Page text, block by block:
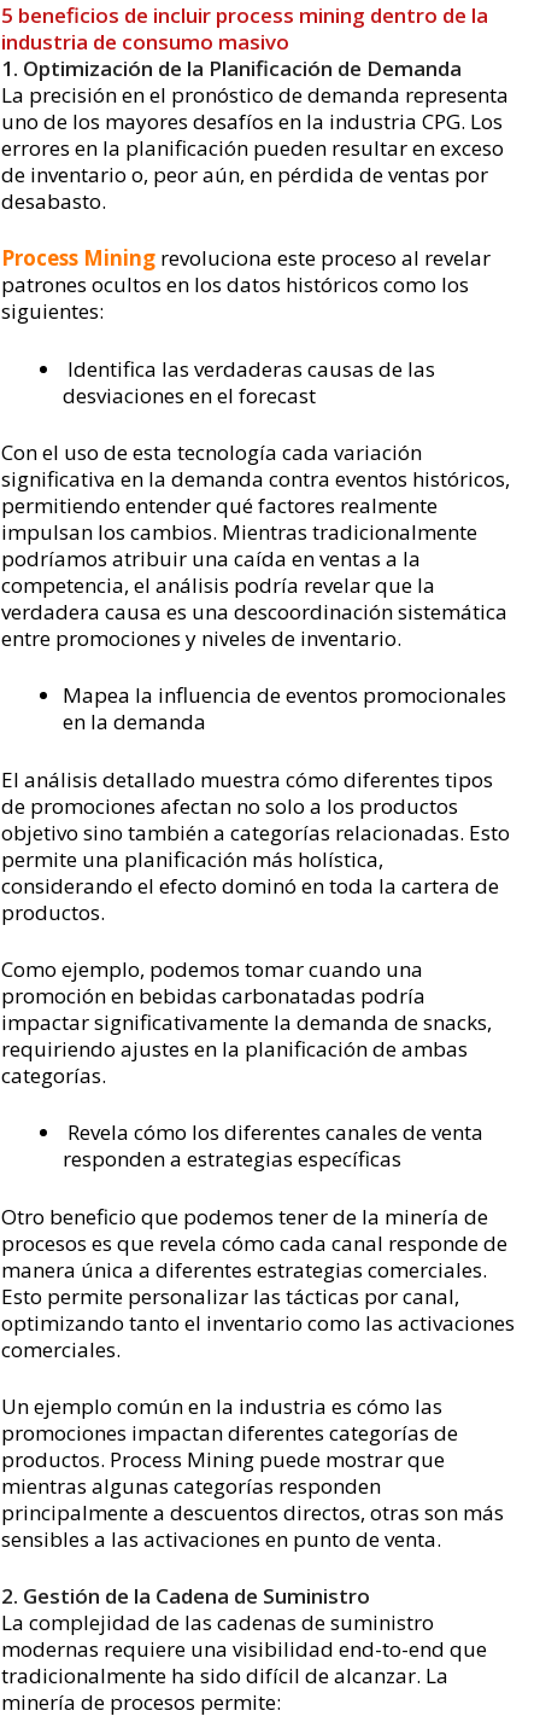
5 beneficios de incluir process mining dentro de la
industria de consumo masivo
1. Optimización de la Planificación de Demanda
La precisión en el pronóstico de demanda representa
uno de los mayores desafíos en la industria CPG. Los
errores en la planificación pueden resultar en exceso
de inventario o, peor aún, en pérdida de ventas por
desabasto.
Process Mining revoluciona este proceso al revelar
patrones ocultos en los datos históricos como los
siguientes:
Identifica las verdaderas causas de las
desviaciones en el forecast
Con el uso de esta tecnología cada variación
significativa en la demanda contra eventos históricos,
permitiendo entender qué factores realmente
impulsan los cambios. Mientras tradicionalmente
podríamos atribuir una caída en ventas a la
competencia, el análisis podría revelar que la
verdadera causa es una descoordinación sistemática
entre promociones y niveles de inventario.
Mapea la influencia de eventos promocionales
en la demanda
El análisis detallado muestra cómo diferentes tipos
de promociones afectan no solo a los productos
objetivo sino también a categorías relacionadas. Esto
permite una planificación más holística,
considerando el efecto dominó en toda la cartera de
productos.
Como ejemplo, podemos tomar cuando una
promoción en bebidas carbonatadas podría
impactar significativamente la demanda de snacks,
requiriendo ajustes en la planificación de ambas
categorías.
Revela cómo los diferentes canales de venta
responden a estrategias específicas
Otro beneficio que podemos tener de la minería de
procesos es que revela cómo cada canal responde de
manera única a diferentes estrategias comerciales.
Esto permite personalizar las tácticas por canal,
optimizando tanto el inventario como las activaciones
comerciales.
Un ejemplo común en la industria es cómo las
promociones impactan diferentes categorías de
productos. Process Mining puede mostrar que
mientras algunas categorías responden
principalmente a descuentos directos, otras son más
sensibles a las activaciones en punto de venta.
2. Gestión de la Cadena de Suministro
La complejidad de las cadenas de suministro
modernas requiere una visibilidad end-to-end que
tradicionalmente ha sido difícil de alcanzar. La
minería de procesos permite: